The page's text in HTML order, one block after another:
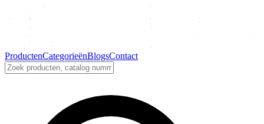
ProductenCategorieënBlogsContact